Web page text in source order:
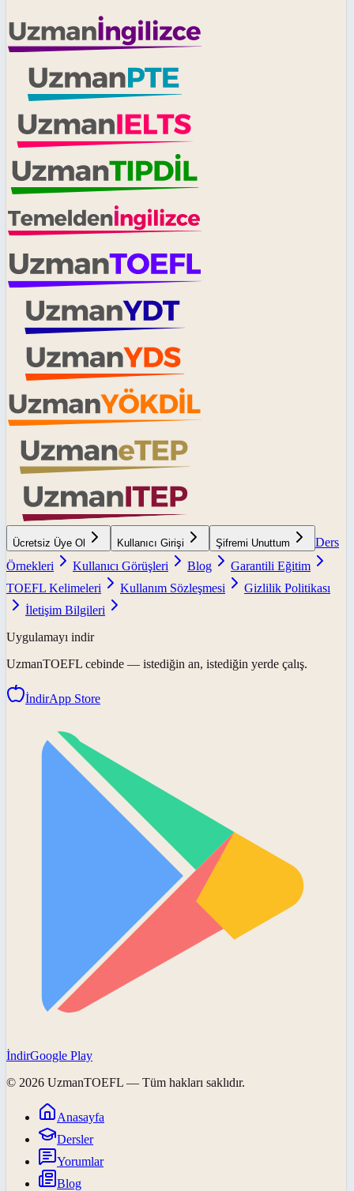
Ücretsiz Üye Ol Kullanıcı Girişi Şifremi Unuttum
Ders
Örnekleri
Kullanıcı Görüşleri Blog
Garantili Eğitim
TOEFL Kelimeleri
Kullanım Sözleşmesi
Gizlilik Politikası
İletişim Bilgileri
Uygulamayı indir
UzmanTOEFL cebinde — istediğin an, istediğin yerde çalış.
İndirApp Store
İndirGoogle Play
© 2026 UzmanTOEFL — Tüm hakları saklıdır.
Anasayfa
Dersler
Yorumlar
Blog